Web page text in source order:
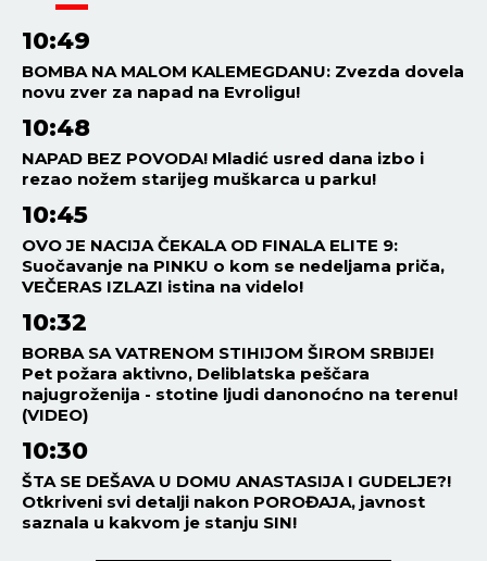
10:49
BOMBA NA MALOM KALEMEGDANU: Zvezda dovela
novu zver za napad na Evroligu!
10:48
NAPAD BEZ POVODA! Mladić usred dana izbo i
rezao nožem starijeg muškarca u parku!
10:45
OVO JE NACIJA ČEKALA OD FINALA ELITE 9:
Suočavanje na PINKU o kom se nedeljama priča,
VEČERAS IZLAZI istina na videlo!
10:32
BORBA SA VATRENOM STIHIJOM ŠIROM SRBIJE!
Pet požara aktivno, Deliblatska peščara
najugroženija - stotine ljudi danonoćno na terenu!
(VIDEO)
10:30
ŠTA SE DEŠAVA U DOMU ANASTASIJA I GUDELJE?!
Otkriveni svi detalji nakon POROĐAJA, javnost
saznala u kakvom je stanju SIN!